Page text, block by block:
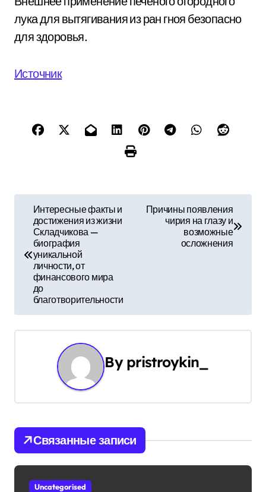
лука для вытягивания из ран гноя безопасно
для здоровья.
Источник
в
а
я
п
о
з
Интересные факты и
достижения из жизни
Складчикова —
биография
уникальной
личности, от
финансового мира
до
благотворительности
Причины появления
чирия на глазу и
возможные
осложнения
By pristroykin_
Связанные записи
Uncategorised